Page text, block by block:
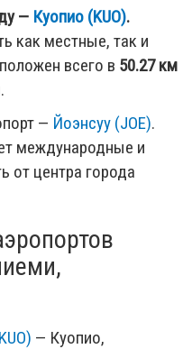
— Куопио (KUO).
как местные, так и
всего в 50.27 км
— Йоэнсуу (JOE).
международные и
от центра города
— Куопио,